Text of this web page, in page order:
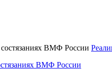
ВМФ России